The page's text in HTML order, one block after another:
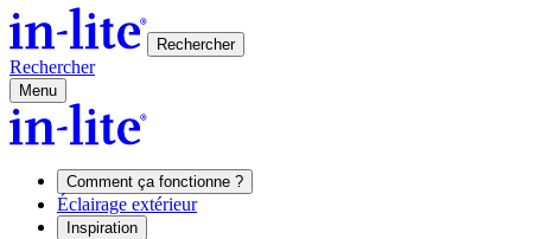
Rechercher
Rechercher
Menu
Comment ça fonctionne ?
Éclairage extérieur
Inspiration